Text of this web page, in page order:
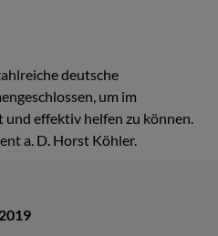
deutsche
um im
effektiv helfen zu können.
a. D. Horst Köhler.